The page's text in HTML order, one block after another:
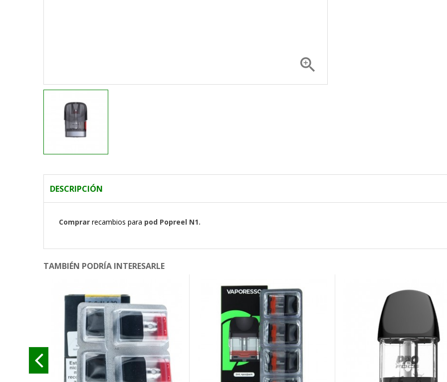

DESCRIPCIÓN
Comprar recambios para pod Popreel N1.
TAMBIÉN PODRÍA INTERESARLE